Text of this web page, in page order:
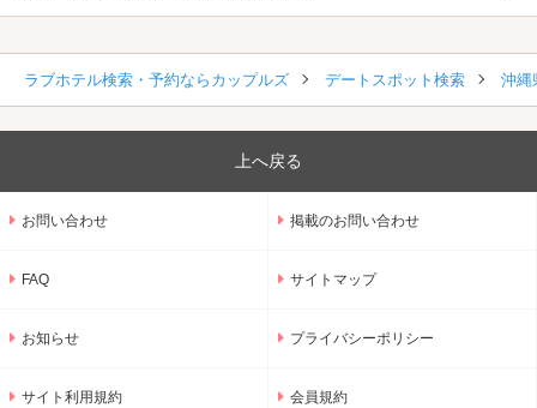
ラブホテル検索・予約ならカップルズ デートスポット検索 沖縄
上へ戻る
お問い合わせ 掲載のお問い合わせ
FAQ サイトマップ
お知らせ プライバシーポリシー
サイト利用規約 会員規約